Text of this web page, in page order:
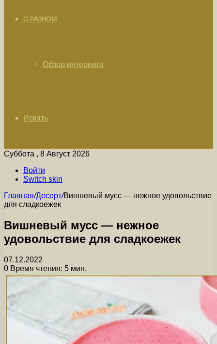
О РАЗНОМ
Обзор интернета
Искать
Суббота , 8 Август 2026
Войти
Switch skin
Главная/Десерт/Вишневый мусс — нежное удовольствие
для сладкоежек
Вишневый мусс — нежное
удовольствие для сладкоежек
07.12.2022
0 Время чтения: 5 мин.